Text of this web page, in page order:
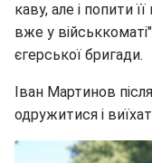
каву, але і попити
вже у
єгерської бригади.
Іван Мартинов
одружитися і